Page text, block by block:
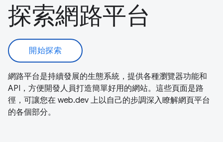
探索網路平台
開始探索
網路平台是持續發展的生態系統，提供各種瀏覽器功能和
API，方便開發人員打造簡單好用的網站。這些頁面是路
徑，可讓您在 web.dev 上以自己的步調深入瞭解網頁平台
的各個部分。